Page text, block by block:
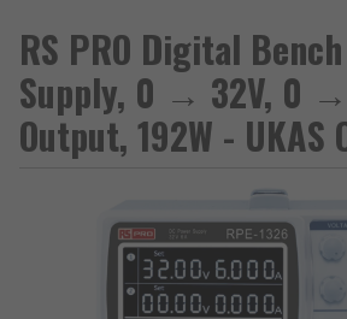
RS PRO Digital
Supply, 0 → 32V, 0
Output, 192W - UKAS